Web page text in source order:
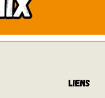
LIENS